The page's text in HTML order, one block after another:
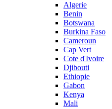
Algerie
Benin
Botswana
Burkina Faso
Cameroun
Cap Vert
Cote d'Ivoire
Djibouti
Ethiopie
Gabon
Kenya
Mali